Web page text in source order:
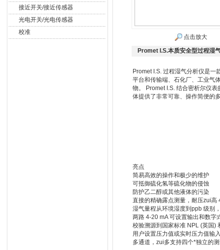
接近开关/接近传感器
光电开关/光电传感器
校准
点击放大
Promet I.S.本质安全型过程湿
Promet I.S. 过程湿气分析仪是
平台和传输端、石化厂、工业气
物。 Promet I.S. 结合密析尔仪
体提供了非常可靠、操作简便的
亮点
简易高效的操作和极少的维护
可抵御硫化氢等硫化物的侵蚀
防护乙二醇或其他液体的污染
直接的精确露点测量，耐压zui高
湿气量程从环境湿度到ppb 级别
两路 4-20 mA 可设置输出和数字
校验溯源到国家标准 NPL (英国)
用户设置压力值或实时压力值输
多通道，zui多支持四个*独立的